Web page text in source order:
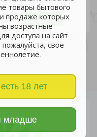
товары бытового
продаже которых
возрастные
доступа на сайт
свое
18 лет
младше
шт
В корзину